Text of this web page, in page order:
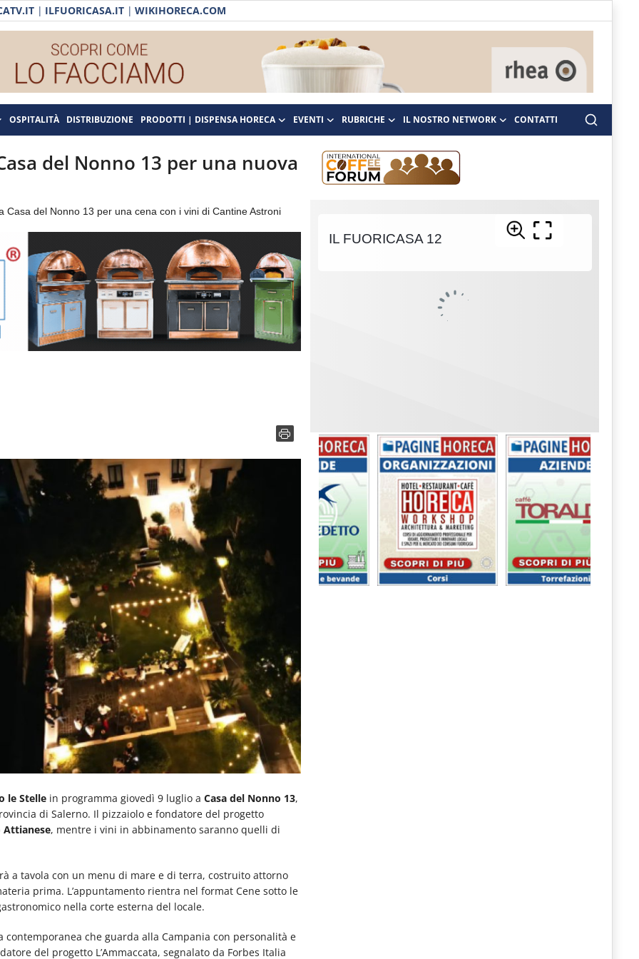
| ILFUORICASA.IT | WIKIHORECA.COM
OSPITALITÀ DISTRIBUZIONE PRODOTTI | DISPENSA HORECA EVENTI RUBRICHE IL NOSTRO NETWORK CONTATTI
del Nonno 13 per una nuova
del Nonno 13 per una cena con i vini di Cantine Astroni
le Stelle in programma giovedì 9 luglio a Casa del Nonno 13,
di Salerno. Il pizzaiolo e fondatore del progetto
Attianese, mentre i vini in abbinamento saranno quelli di
a tavola con un menu di mare e di terra, costruito attorno
prima. L’appuntamento rientra nel format Cene sotto le
nella corte esterna del locale.
che guarda alla Campania con personalità e
del progetto L’Ammaccata, segnalato da Forbes Italia